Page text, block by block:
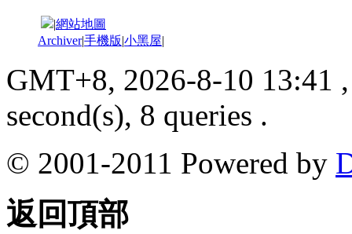
|網站地圖
Archiver|手機版|小黑屋|
GMT+8, 2026-8-10 13:41
second(s), 8 queries .
© 2001-2011 Powered by
返回頂部